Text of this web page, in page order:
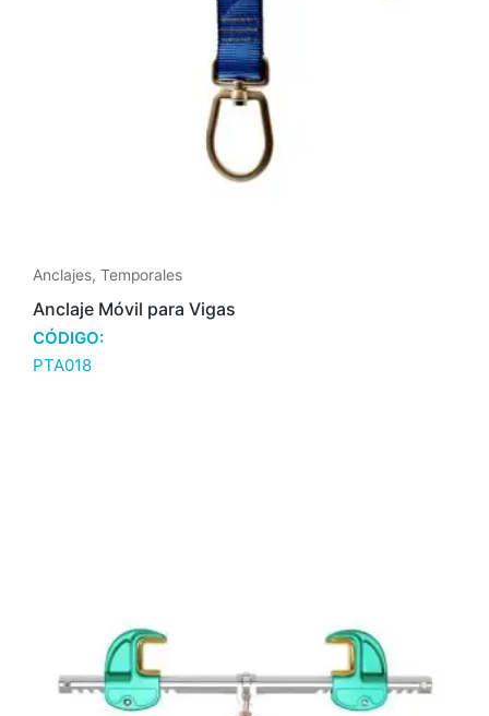
Anclajes, Temporales
Anclaje Móvil para Vigas
CÓDIGO:
PTA018